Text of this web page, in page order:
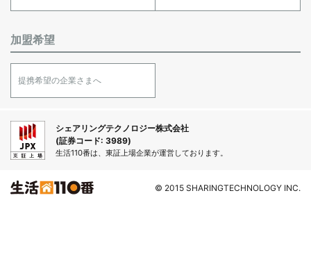
加盟希望
提携希望の企業さまへ
シェアリングテクノロジー株式会社
(証券コード: 3989)
生活110番は、東証上場企業が運営しております。
© 2015 SHARINGTECHNOLOGY INC.